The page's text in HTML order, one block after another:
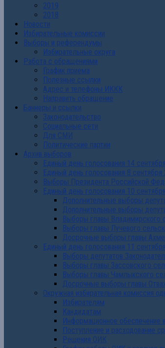
2019
2018
Новости
Избирательные комиссии
Выборы и референдумы
Избирательные округа
Работа с обращениями
График приема
Полезные ссылки
Адрес и телефоны ИККК
Направить обращение
Баннеры и ссылки
Законодательство
Социальные сети
Для СМИ
Политические партии
Архив выборов
Единый день голосования 14
Единый день голосования 8 сентября
Выборы Президента Российской
Единый день голосования 10
Дополнительные выборы
Дополнительные выборы
Выборы главы Владимирского
Выборы главы Лучевого
Досрочные выборы главы
Единый день голосования 11
Выборы депутатов
Выборы главы Зассовского
Выборы главы Чамлыкского
Досрочные выборы главы
Окружная избирательная комиссия
Избирателям
Кандидатам
Информационное обеспечение
Поступление и расходование
Решения ОИК